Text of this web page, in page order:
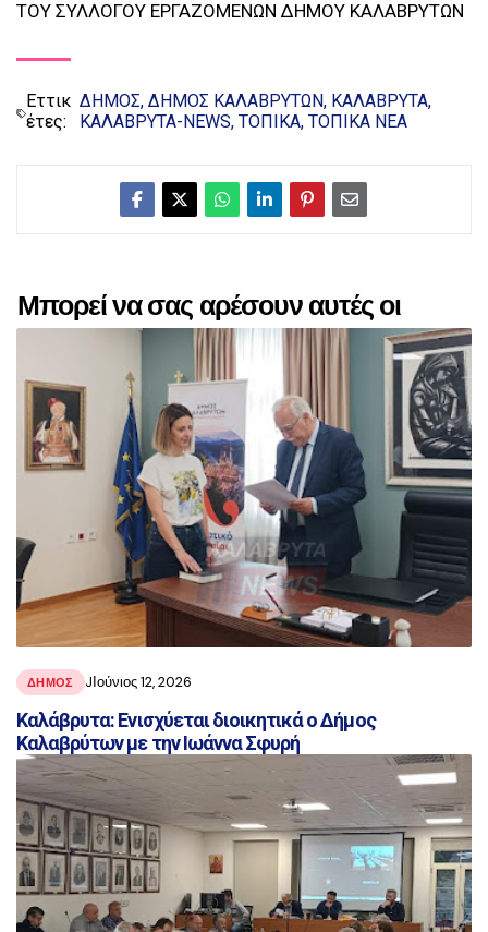
ΤΟΥ ΣΥΛΛΟΓΟΥ ΕΡΓΑΖΟΜΕΝΩΝ ΔΗΜΟΥ ΚΑΛΑΒΡΥΤΩΝ
Εττικ
έτες:
ΔΗΜΟΣ ΔΗΜΟΣ ΚΑΛΑΒΡΥΤΩΝ
ΚΑΛΑΒΡΥΤΑ
ΚΑΛΑΒΡΥΤΑ-NEWS ΤΟΠΙΚΑ ΤΟΠΙΚΑ ΝΕΑ
Μπορεί να σας αρέσουν αυτές οι
αναρτήσεις
ΔΗΜΟΣ JΙούνιος 12, 2026
Καλάβρυτα: Ενισχύεται διοικητικά ο Δήμος
Καλαβρύτων με την Ιωάννα Σφυρή